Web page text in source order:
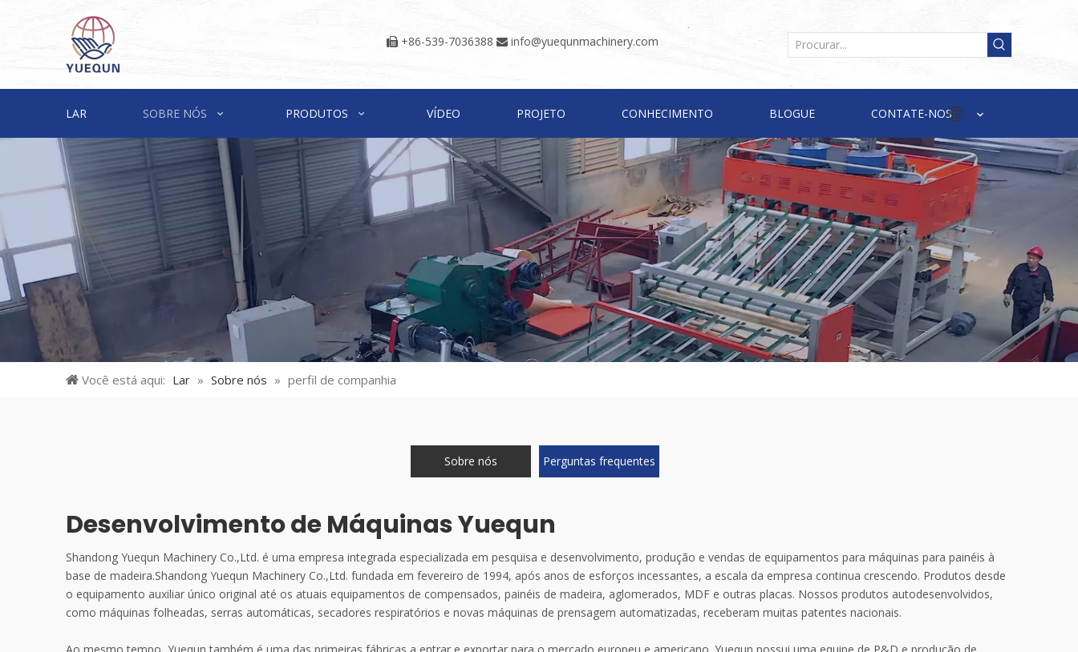
 +86-539-7036388  info@yuequnmachinery.com
LAR SOBRE NÓS PRODUTOS VÍDEO PROJETO CONHECIMENTO BLOGUE CONTATE-NOS
Você está aqui: Lar » Sobre nós » perfil de companhia
Sobre nós Perguntas frequentes
Desenvolvimento de Máquinas Yuequn
Shandong Yuequn Machinery Co.,Ltd. é uma empresa integrada especializada em pesquisa e desenvolvimento, produção e vendas de equipamentos para máquinas para painéis à
base de madeira.Shandong Yuequn Machinery Co.,Ltd. fundada em fevereiro de 1994, após anos de esforços incessantes, a escala da empresa continua crescendo. Produtos desde
o equipamento auxiliar único original até os atuais equipamentos de compensados, painéis de madeira, aglomerados, MDF e outras placas. Nossos produtos autodesenvolvidos,
como máquinas folheadas, serras automáticas, secadores respiratórios e novas máquinas de prensagem automatizadas, receberam muitas patentes nacionais.